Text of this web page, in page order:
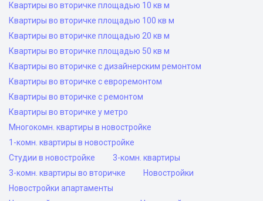
Квартиры во вторичке площадью 10 кв м
Квартиры во вторичке площадью 100 кв м
Квартиры во вторичке площадью 20 кв м
Квартиры во вторичке площадью 50 кв м
Квартиры во вторичке с дизайнерским ремонтом
Квартиры во вторичке с евроремонтом
Квартиры во вторичке с ремонтом
Квартиры во вторичке у метро
Многокомн. квартиры в новостройке
1-комн. квартиры в новостройке
Студии в новостройке
3-комн. квартиры
3-комн. квартиры во вторичке
Новостройки
Новостройки апартаменты